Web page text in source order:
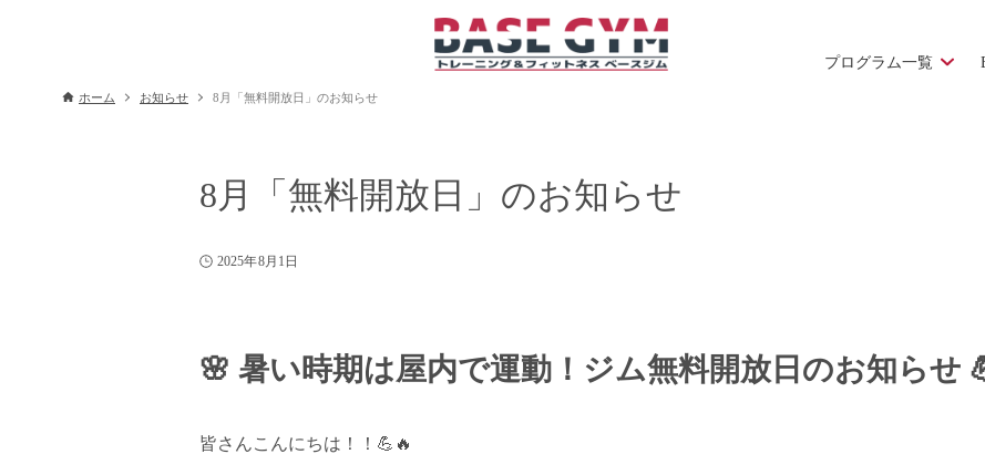
プログラム一覧
ホーム お知らせ 8月「無料開放日」のお知らせ
8月「無料開放日」のお知らせ
2025年8月1日
🌸 暑い時期は屋内で運動！ジム無料開放日のお知らせ
皆さんこんにちは！！💪🔥